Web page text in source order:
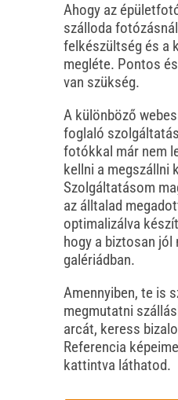
Ahogy az
szálloda
felkészültség és a
megléte. Pontos
van szükség.
A különböző
foglaló
fotókkal már nem
kellni a megszállni
Szolgáltatásom
az álltalad
optimalizálva
hogy a biztosan jól
galériádban.
Amennyiben, te is
megmutatni
arcát, keress
Referencia
kattintva láthatod.